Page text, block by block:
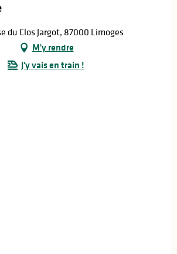
du Clos Jargot, 87000 Limoges
M'y rendre
J'y vais en train !